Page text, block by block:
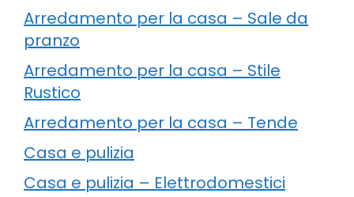
Arredamento per la casa – Sale da
pranzo
Arredamento per la casa – Stile
Rustico
Arredamento per la casa – Tende
Casa e pulizia
Casa e pulizia – Elettrodomestici